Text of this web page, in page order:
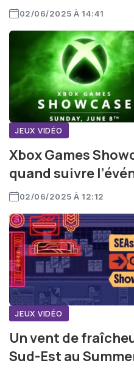
02/06/2025 À 14:41
JEUX VIDÉO
Xbox Games
quand suivre
02/06/2025 À 12:12
JEUX VIDÉO
Un vent de
Sud-Est au